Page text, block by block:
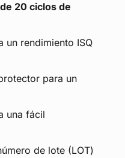
20 ciclos de
un rendimiento ISQ
para un
una fácil
de lote (LOT)